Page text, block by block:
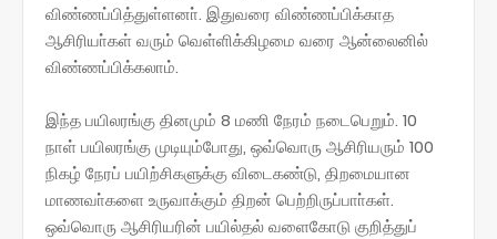
விண்ணப்பித்துள்ளனா். இதுவரை விண்ணப்பிக்காத
ஆசிரியா்கள் வரும் வெள்ளிக்கிழமை வரை ஆன்லைனில்
விண்ணப்பிக்கலாம்.
இந்த பயிலரங்கு தினமும் 8 மணி நேரம் நடைபெறும். 10
நாள் பயிலரங்கு முடியும்போது, ஒவ்வொரு ஆசிரியரும் 100
நிகழ் நேரப் பயிற்சிகளுக்கு விடைகண்டு, திறமையான
மாணவா்களை உருவாக்கும் திறன் பெற்றிருப்பாா்கள்.
ஒவ்வொரு ஆசிரியரின் பயில்தல் வளைகோடு குறித்துப்